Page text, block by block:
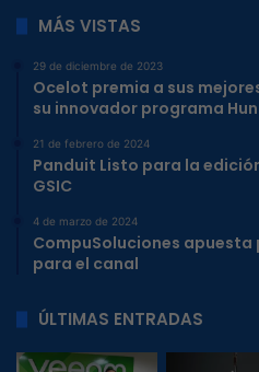
MÁS VISTAS
29 de diciembre de 2023
Ocelot premia a sus
su innovador programa
21 de febrero de 2024
Panduit Listo para la
GSIC
4 de marzo de 2024
CompuSoluciones
para el canal
ÚLTIMAS ENTRADAS